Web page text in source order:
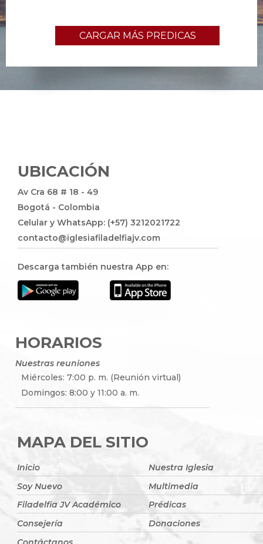
CARGAR MÁS PREDICAS
UBICACIÓN
Av Cra 68 # 18 - 49
Bogotá - Colombia
Celular y WhatsApp: (+57) 3212021722
contacto@iglesiafiladelfiajv.com
Descarga también nuestra App en:
HORARIOS
Nuestras reuniones
Miércoles: 7:00 p. m. (Reunión virtual)
Domingos: 8:00 y 11:00 a. m.
MAPA DEL SITIO
Inicio
Nuestra Iglesia
Soy Nuevo
Multimedia
Filadelfia JV Académico
Prédicas
Consejería
Donaciones